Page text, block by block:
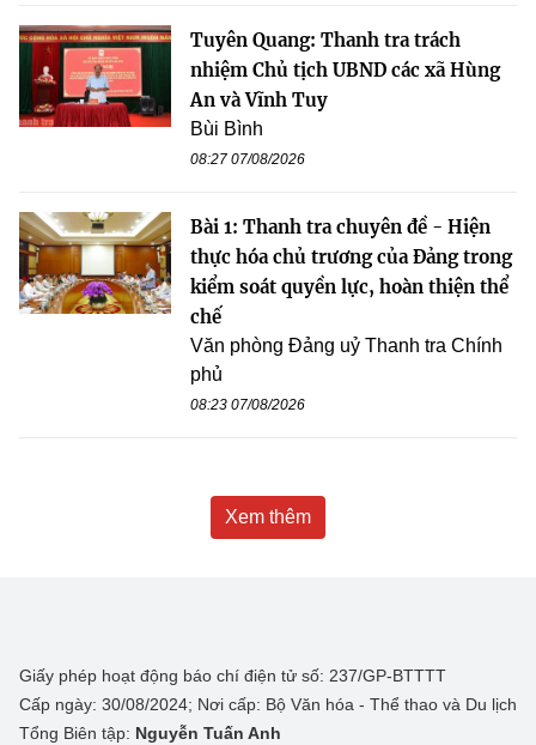
Tuyên Quang: Thanh tra trách
nhiệm Chủ tịch UBND các xã Hùng
An và Vĩnh Tuy
Bùi Bình
08:27 07/08/2026
Bài 1: Thanh tra chuyên đề - Hiện
thực hóa chủ trương của Đảng trong
kiểm soát quyền lực, hoàn thiện thể
chế
Văn phòng Đảng uỷ Thanh tra Chính
phủ
08:23 07/08/2026
Xem thêm
Giấy phép hoạt động báo chí điện tử số: 237/GP-BTTTT
Cấp ngày: 30/08/2024; Nơi cấp: Bộ Văn hóa - Thể thao và Du lịch
Tổng Biên tập: Nguyễn Tuấn Anh